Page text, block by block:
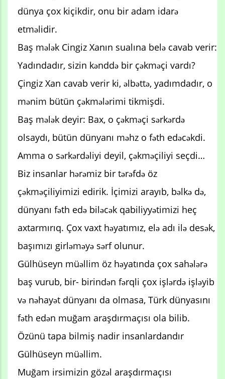
dünya çox kiçikdir, onu bir adam idarə
etməlidir.
Baş mələk Cingiz Xanın sualına belə cavab verir:
Yadındadır, sizin kənddə bir çəkməçi vardı?
Çingiz Xan cavab verir ki, əlbəttə, yadımdadır, o
mənim bütün çəkmələrimi tikmişdi.
Baş mələk deyir: Bax, o çəkməçi sərkərdə
olsaydı, bütün dünyanı məhz o fəth edəcəkdi.
Amma o sərkərdəliyi deyil, çəkməçiliyi seçdi…
Biz insanlar hərəmiz bir tərəfdə öz
çəkməçiliyimizi edirik. İçimizi arayıb, bəlkə də,
dünyanı fəth edə biləcək qabiliyyətimizi heç
axtarmırıq. Çox vaxt həyatımız, elə adı ilə desək,
başımızı girləməyə sərf olunur.
Gülhüseyn müəllim öz həyatında çox sahələrə
baş vurub, bir- birindən fərqli çox işlərdə işləyib
və nəhayət dünyanı da olmasa, Türk dünyasını
fəth edən muğam araşdırmaçısı ola bilib.
Özünü tapa bilmiş nadir insanlardandır
Gülhüseyn müəllim.
Muğam irsimizin gözəl araşdırmaçısı